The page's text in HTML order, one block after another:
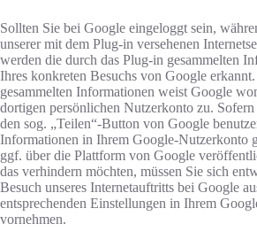
Sollten Sie bei Google eingeloggt sein,
unserer mit dem Plug-in versehenen
werden die durch das Plug-in gesammelten
Ihres konkreten Besuchs von Google
gesammelten Informationen weist Google
dortigen persönlichen Nutzerkonto zu. Sofern
den sog. „Teilen“-Button von Google
Informationen in Ihrem Google-Nutzerkonto
ggf. über die Plattform von Google
das verhindern möchten, müssen Sie sich
Besuch unseres Internetauftritts bei Google
entsprechenden Einstellungen in Ihrem
vornehmen.